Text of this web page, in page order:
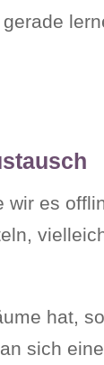
es
hat,
sich